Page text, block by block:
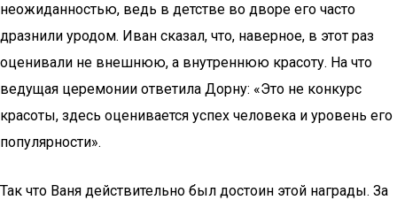
неожиданностью, ведь в детстве во дворе его часто
дразнили уродом. Иван сказал, что, наверное, в этот раз
оценивали не внешнюю, а внутреннюю красоту. На что
ведущая церемонии ответила Дорну: «Это не конкурс
красоты, здесь оценивается успех человека и уровень его
популярности».
Так что Ваня действительно был достоин этой награды. За